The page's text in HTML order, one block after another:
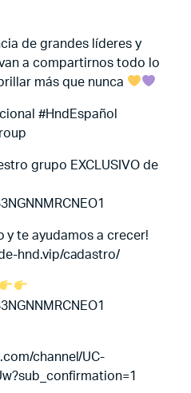
de grandes líderes y
a compartirnos todo lo
más que nunca
#HndEspañol
grupo EXCLUSIVO de
y te ayudamos a crecer!
hnd.vip/cadastro/
channel/UC-